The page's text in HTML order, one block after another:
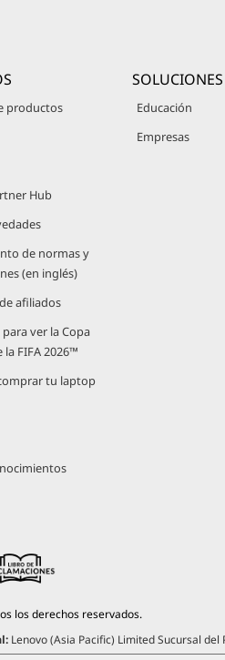
productos
Hub
de normas y
(en inglés)
afiliados
ver la Copa
FIFA 2026™
tu laptop
Educación
Empresas
los derechos reservados.
Lenovo (Asia Pacific) Limited Sucursal del